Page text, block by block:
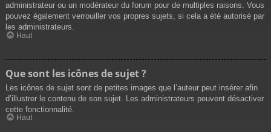
administrateur ou un modérateur du forum pour de multiples raisons. Vous
pouvez également verrouiller vos propres sujets, si cela a été autorisé par
les administrateurs.
Haut
Que sont les icônes de sujet ?
Les icônes de sujet sont de petites images que l’auteur peut insérer afin
d’illustrer le contenu de son sujet. Les administrateurs peuvent désactiver
cette fonctionnalité.
Haut